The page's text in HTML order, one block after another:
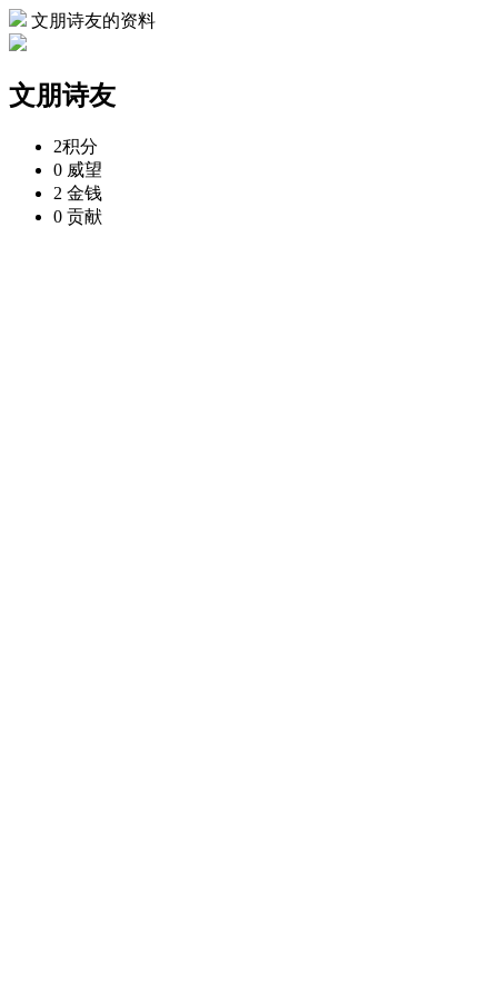
文朋诗友的资料
文朋诗友
2积分
0 威望
2 金钱
0 贡献